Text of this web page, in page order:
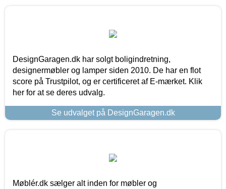
DesignGaragen.dk har solgt boligindretning,
designermøbler og lamper siden 2010. De har en flot
score på Trustpilot, og er certificeret af E-mærket. Klik
her for at se deres udvalg.
Se udvalget på DesignGaragen.dk
Møblér.dk sælger alt inden for møbler og